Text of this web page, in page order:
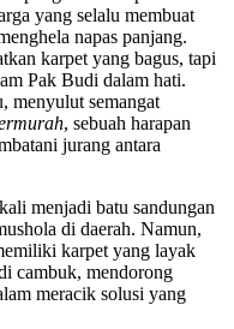
yang selalu membuat
napas panjang.
karpet yang bagus, tapi
Pak Budi dalam hati.
menyulut semangat
, sebuah harapan
jurang antara
menjadi batu sandungan
di daerah. Namun,
karpet yang layak
cambuk, mendorong
meracik solusi yang